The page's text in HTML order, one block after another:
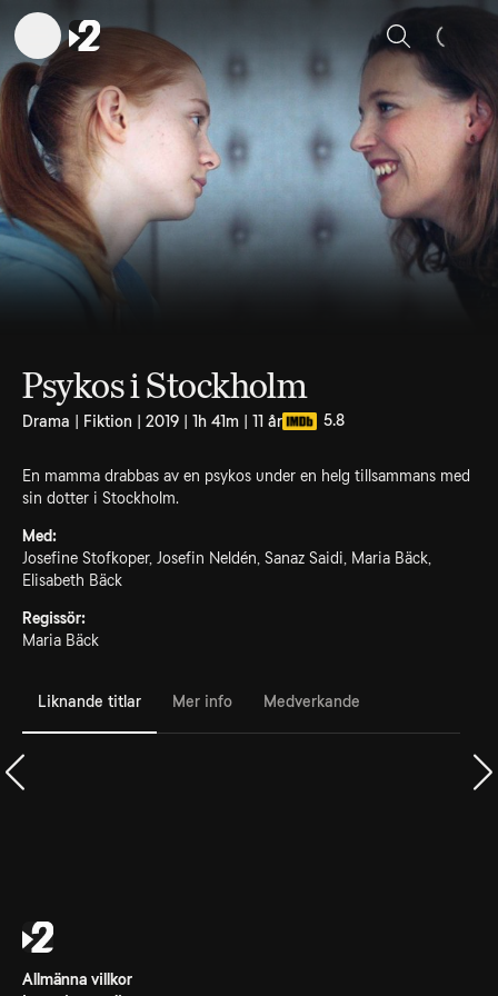
Sök
Psykos i Stockholm
Drama | Fiktion | 2019 | 1h 41m | 11 år 5.8
En mamma drabbas av en psykos under en helg tillsammans med
sin dotter i Stockholm.
Med:
Josefine Stofkoper, Josefin Neldén, Sanaz Saidi, Maria Bäck,
Elisabeth Bäck
Regissör:
Maria Bäck
Liknande titlar Mer info Medverkande
Allmänna villkor